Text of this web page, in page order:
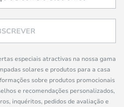
especiais atractivas na nossa gama
solares e produtos para a casa
sobre produtos promocionais
e recomendações personalizados,
inquéritos, pedidos de avaliação e